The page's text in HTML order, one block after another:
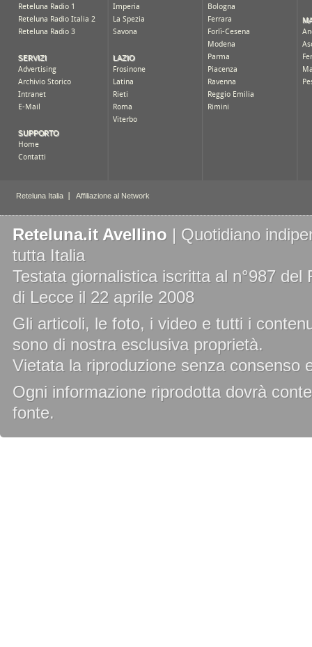
Reteluna.it Avellino | Quotidiano
tutta Italia
Testata giornalistica iscritta al n°987
di Lecce il 22 aprile 2008
Gli articoli, le foto, i video e tutti i
sono di nostra esclusiva proprietà.
Vietata la riproduzione senza consenso
Ogni informazione riprodotta dovrà
fonte.